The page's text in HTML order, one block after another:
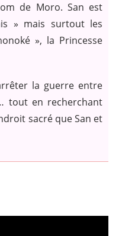
de Moro. San est
» mais surtout les
», la Princesse
la guerre entre
tout en recherchant
sacré que San et